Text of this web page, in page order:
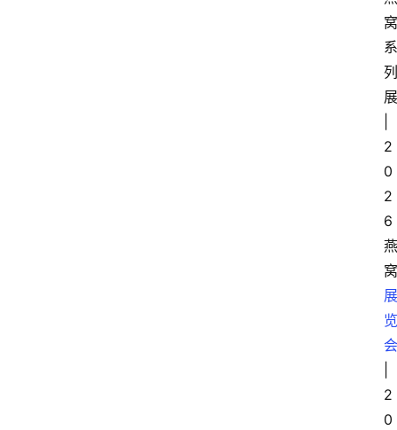
窝
系
列
展
2
0
2
6
燕
窝
展
览
会
2
0